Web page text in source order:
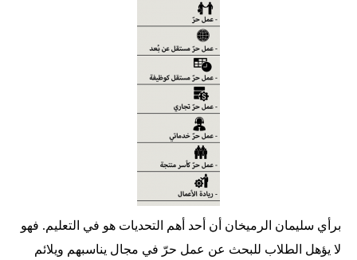
برأي سليمان الرميخان أن أحد أهم التحديات هو في التعليم. فهو
لا يؤهل الطلاب للبحث عن عمل حرّ في مجال يناسبهم ويلائم